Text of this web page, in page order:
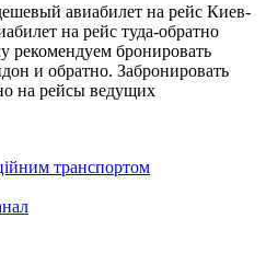
авиабилет на рейс Киев-
на рейс туда-обратно
рекомендуем бронировать
и обратно. Забронировать
на рейсы ведущих
транспортом